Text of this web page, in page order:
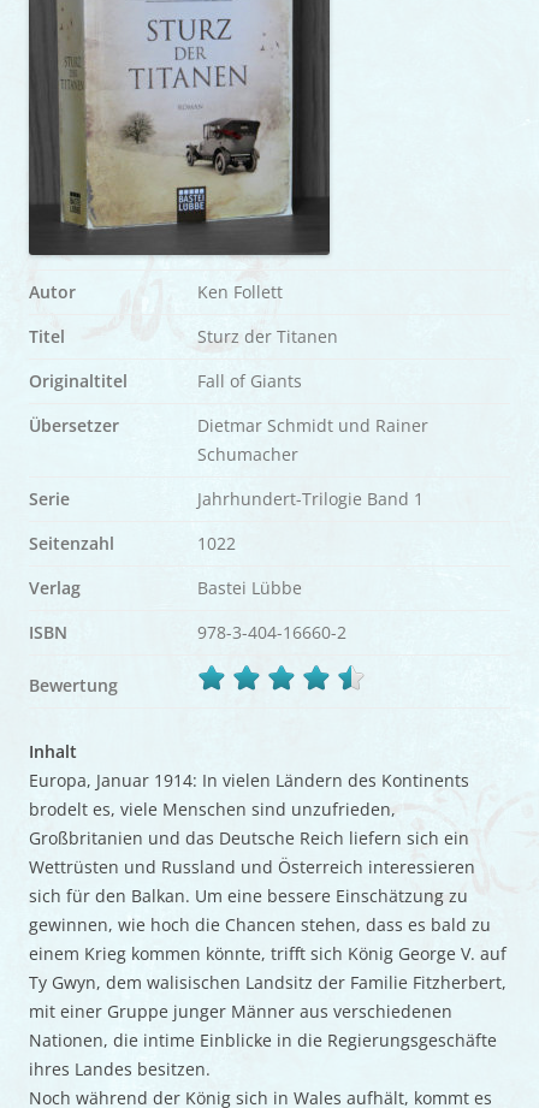
Autor
Ken Follett
Titel
Sturz der Titanen
Originaltitel
Fall of Giants
Übersetzer
Dietmar Schmidt und Rainer
Schumacher
Serie
Jahrhundert-Trilogie Band 1
Seitenzahl
1022
Verlag
Bastei Lübbe
ISBN
978-3-404-16660-2
Bewertung
Inhalt
Europa, Januar 1914: In vielen Ländern des Kontinents
brodelt es, viele Menschen sind unzufrieden,
Großbritanien und das Deutsche Reich liefern sich ein
Wettrüsten und Russland und Österreich interessieren
sich für den Balkan. Um eine bessere Einschätzung zu
gewinnen, wie hoch die Chancen stehen, dass es bald zu
einem Krieg kommen könnte, trifft sich König George V. auf
Ty Gwyn, dem walisischen Landsitz der Familie Fitzherbert,
mit einer Gruppe junger Männer aus verschiedenen
Nationen, die intime Einblicke in die Regierungsgeschäfte
ihres Landes besitzen.
Noch während der König sich in Wales aufhält, kommt es